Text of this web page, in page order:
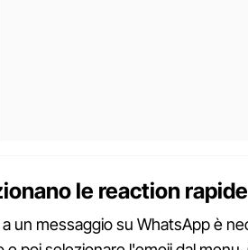
le reaction rapide
un messaggio su WhatsApp è